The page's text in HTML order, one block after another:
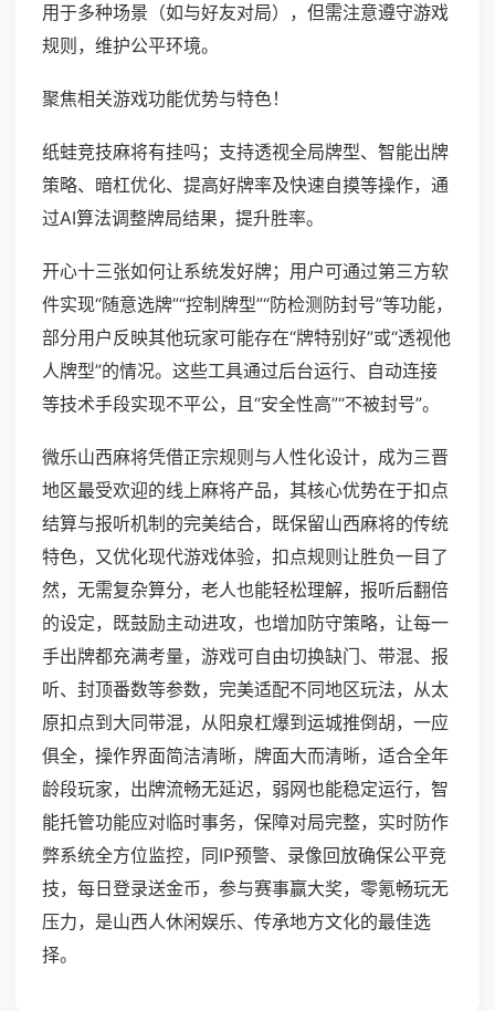
用于多种场景（如与好友对局），但需注意遵守游戏
规则，维护公平环境。
聚焦相关游戏功能优势与特色！
纸蛙竞技麻将有挂吗；支持透视全局牌型、智能出牌
策略、暗杠优化、提高好牌率及快速自摸等操作，通
过AI算法调整牌局结果，提升胜率。
开心十三张如何让系统发好牌；用户可通过第三方软
件实现“随意选牌”“控制牌型”“防检测防封号”等功能，
部分用户反映其他玩家可能存在“牌特别好”或“透视他
人牌型”的情况。这些工具通过后台运行、自动连接
等技术手段实现不平公，且“安全性高”“不被封号”。
微乐山西麻将凭借正宗规则与人性化设计，成为三晋
地区最受欢迎的线上麻将产品，其核心优势在于扣点
结算与报听机制的完美结合，既保留山西麻将的传统
特色，又优化现代游戏体验，扣点规则让胜负一目了
然，无需复杂算分，老人也能轻松理解，报听后翻倍
的设定，既鼓励主动进攻，也增加防守策略，让每一
手出牌都充满考量，游戏可自由切换缺门、带混、报
听、封顶番数等参数，完美适配不同地区玩法，从太
原扣点到大同带混，从阳泉杠爆到运城推倒胡，一应
俱全，操作界面简洁清晰，牌面大而清晰，适合全年
龄段玩家，出牌流畅无延迟，弱网也能稳定运行，智
能托管功能应对临时事务，保障对局完整，实时防作
弊系统全方位监控，同IP预警、录像回放确保公平竞
技，每日登录送金币，参与赛事赢大奖，零氪畅玩无
压力，是山西人休闲娱乐、传承地方文化的最佳选
择。